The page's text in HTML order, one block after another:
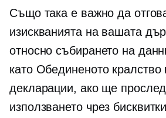
Също така е важно да
изискванията на вашата
относно събирането на
като Обединеното кралство
декларации, ако ще
използването чрез